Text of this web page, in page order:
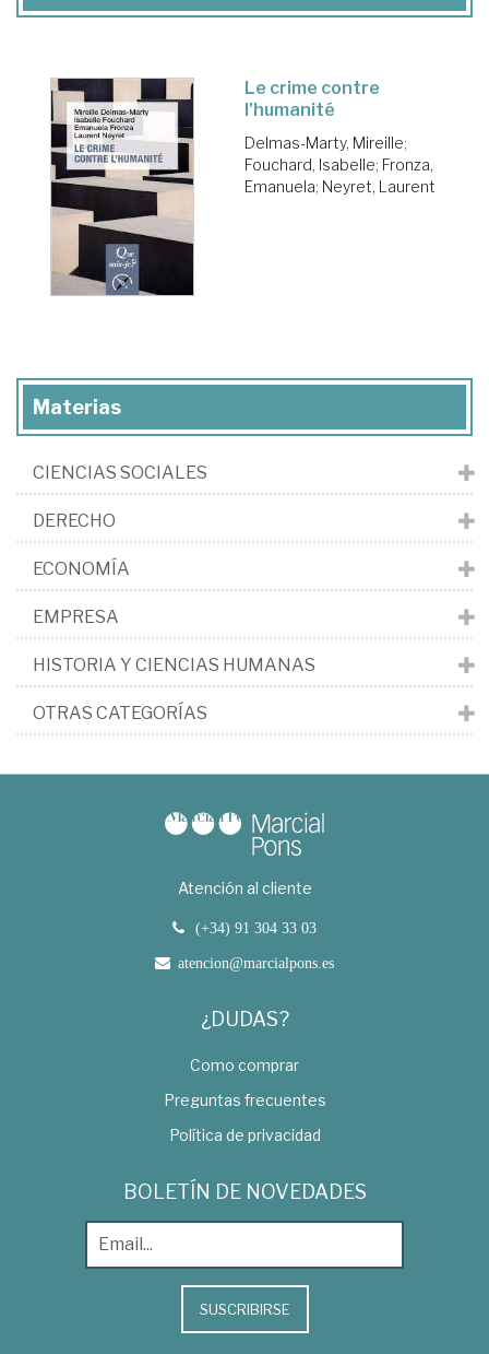
Le crime contre
l'humanité
Delmas-Marty, Mireille;
Fouchard, Isabelle; Fronza,
Emanuela; Neyret, Laurent
Materias
CIENCIAS SOCIALES
DERECHO
ECONOMÍA
EMPRESA
HISTORIA Y CIENCIAS HUMANAS
OTRAS CATEGORÍAS
Atención al cliente
(+34) 91 304 33 03
atencion@marcialpons.es
¿DUDAS?
Como comprar
Preguntas frecuentes
Política de privacidad
BOLETÍN DE NOVEDADES
SUSCRIBIRSE